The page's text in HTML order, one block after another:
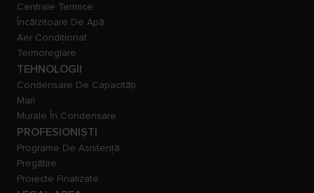
Centrale Termice
Încălzitoare De Apă
Aer Condiționat
Termoreglare
TEHNOLOGII
Condensare De Capacităţi
Mari
Murale În Condensare
PROFESIONIȘTI
Programe De Asistență
Pregătire
Proiecte Finalizate